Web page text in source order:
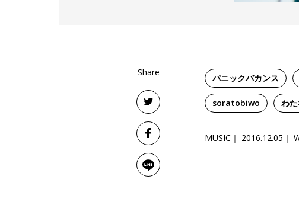
Share
パニックバカンス
soratobiwo わ
MUSIC 2016.12.05